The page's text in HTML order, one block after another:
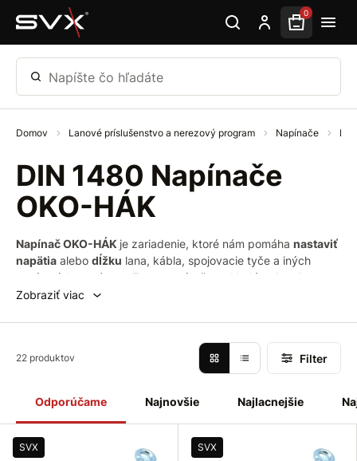
Preskočiť na hlavný obsah 0
Napíšte čo hľadáte
Domov Lanové príslušenstvo a nerezový program Napínače
DIN 1480 Napínače
OKO-HÁK
Napínač OKO-HÁK je zariadenie, ktoré nám pomáha nastaviť
napätia alebo dĺžku lana, kábla, spojovacie tyče a iných
napínacích systémov. Tento napínač sa skladá z
dvoch
skrutiek so závitom
konca malého kovového rámu, jedna s ľavým závitom a druhá
Zobraziť viac
Odporúčame Najnovšie Najlacnejšie
22 produktov Filter
SVX SVX